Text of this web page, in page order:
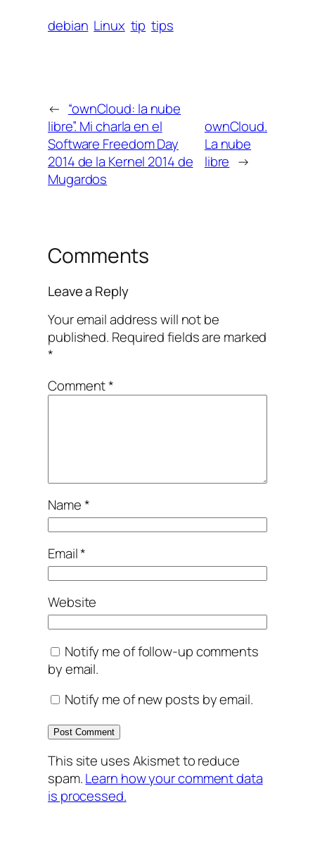
debian Linux tip tips
← “ownCloud: la nube
libre”. Mi charla en el
Software Freedom Day
2014 de la Kernel 2014 de
Mugardos
ownCloud.
La nube
libre →
Comments
Leave a Reply
Your email address will not be
published. Required fields are marked
*
Comment*
Name*
Email*
Website
Notify me of follow-up comments
by email.
Notify me of new posts by email.
This site uses Akismet to reduce
spam.Learn how your comment data
is processed.